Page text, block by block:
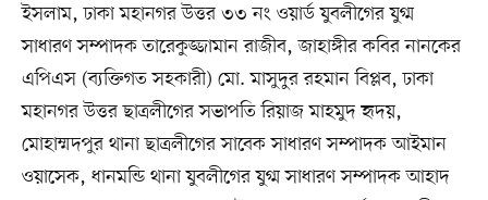
ইসলাম, ঢাকা মহানগর উত্তর ৩৩ নং ওয়ার্ড যুবলীগের যুগ্ম
সাধারণ সম্পাদক তারেকুজ্জামান রাজীব, জাহাঙ্গীর কবির নানকের
এপিএস (ব্যক্তিগত সহকারী) মো. মাসুদুর রহমান বিপ্লব, ঢাকা
মহানগর উত্তর ছাত্রলীগের সভাপতি রিয়াজ মাহমুদ হৃদয়,
মোহাম্মদপুর থানা ছাত্রলীগের সাবেক সাধারণ সম্পাদক আইমান
ওয়াসেক, ধানমন্ডি থানা যুবলীগের যুগ্ম সাধারণ সম্পাদক আহাদ